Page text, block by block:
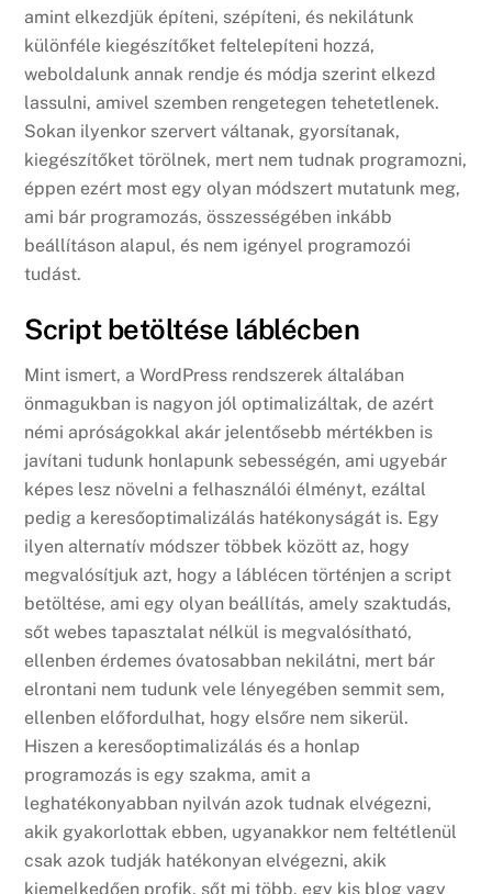
amint elkezdjük építeni, szépíteni, és nekilátunk
különféle kiegészítőket feltelepíteni hozzá,
weboldalunk annak rendje és módja szerint elkezd
lassulni, amivel szemben rengetegen tehetetlenek.
Sokan ilyenkor szervert váltanak, gyorsítanak,
kiegészítőket törölnek, mert nem tudnak programozni,
éppen ezért most egy olyan módszert mutatunk meg,
ami bár programozás, összességében inkább
beállításon alapul, és nem igényel programozói
tudást.
Script betöltése láblécben
Mint ismert, a WordPress rendszerek általában
önmagukban is nagyon jól optimalizáltak, de azért
némi apróságokkal akár jelentősebb mértékben is
javítani tudunk honlapunk sebességén, ami ugyebár
képes lesz növelni a felhasználói élményt, ezáltal
pedig a keresőoptimalizálás hatékonyságát is. Egy
ilyen alternatív módszer többek között az, hogy
megvalósítjuk azt, hogy a láblécen történjen a script
betöltése, ami egy olyan beállítás, amely szaktudás,
sőt webes tapasztalat nélkül is megvalósítható,
ellenben érdemes óvatosabban nekilátni, mert bár
elrontani nem tudunk vele lényegében semmit sem,
ellenben előfordulhat, hogy elsőre nem sikerül.
Hiszen a keresőoptimalizálás és a honlap
programozás is egy szakma, amit a
leghatékonyabban nyilván azok tudnak elvégezni,
akik gyakorlottak ebben, ugyanakkor nem feltétlenül
csak azok tudják hatékonyan elvégezni, akik
kiemelkedően profik, sőt mi több, egy kis blog vagy